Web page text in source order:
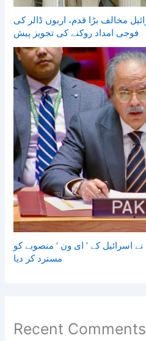
مخالف بڑا قدم، اربوں ڈالر کی
فوجی امداد روکنے کی تجویز پیش
اسرائیل کے ’ ای ون ‘ منصوبے کو
مسترد کر دیا
Recent Comments